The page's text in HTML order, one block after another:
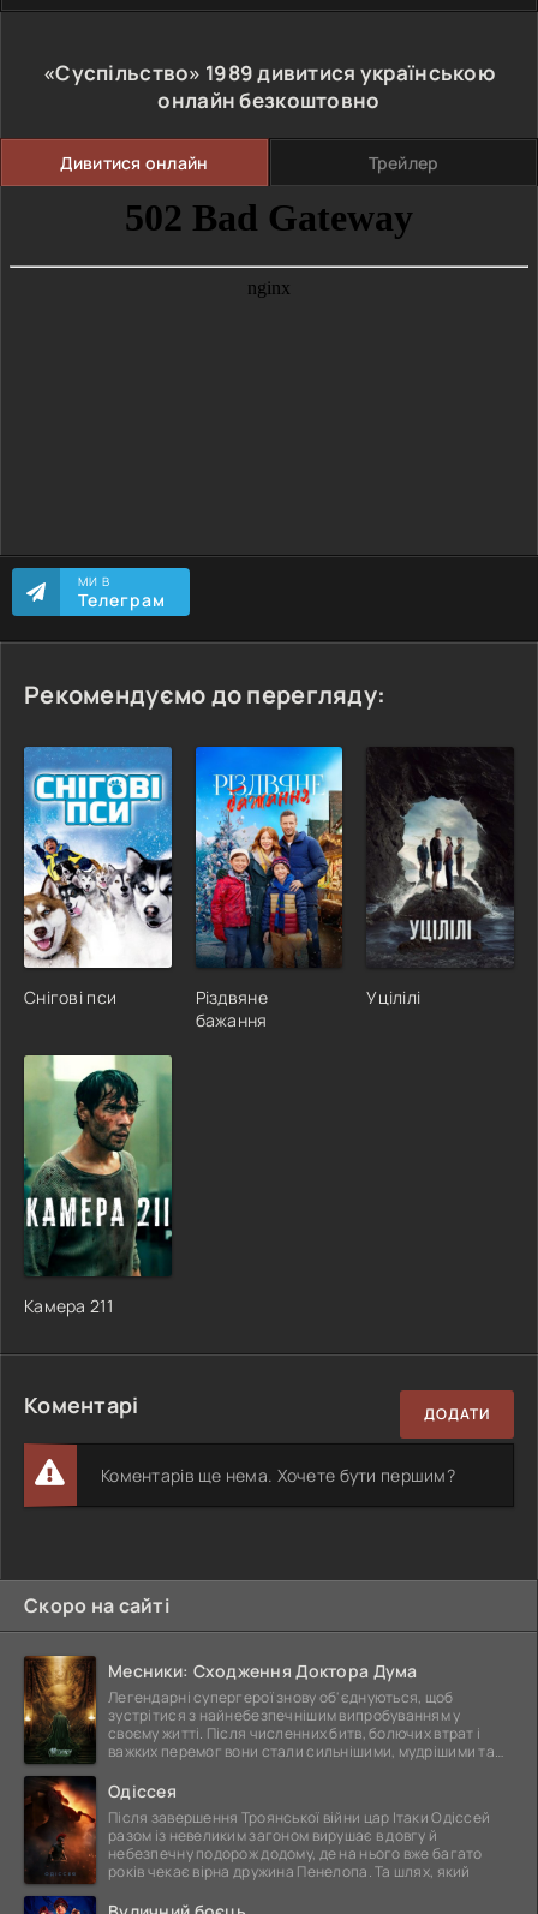
«Суспільство» 1989дивитися українською
онлайн безкоштовно
Дивитися онлайн Трейлер
МИ В
Телеграм
Рекомендуємо до перегляду:
Снігові пси
Різдвяне
бажання
Уцілілі
Камера 211
Коментарі ДОДАТИ
Коментарів ще нема. Хочете бути першим?
Скоро на сайті
Месники: Сходження Доктора Дума
Легендарні супергерої знову об'єднуються, щоб
зустрітися з найнебезпечнішим випробуванням у
своєму житті. Після численних битв, болючих втрат і
важких перемог вони стали сильнішими, мудрішими та
Одіссея
Після завершення Троянської війни цар Ітаки Одіссей
разом із невеликим загоном вирушає в довгу й
небезпечну подорож додому, де на нього вже багато
років чекає вірна дружина Пенелопа. Та шлях, який